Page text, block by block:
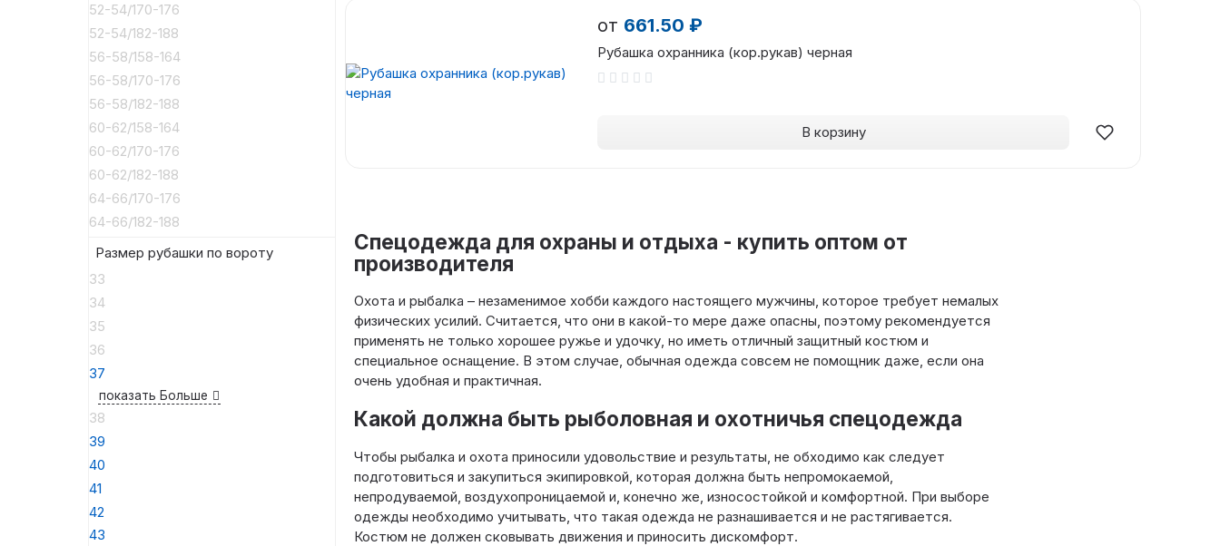
52-54/170-176
52-54/182-188
56-58/158-164
56-58/170-176
56-58/182-188
60-62/158-164
60-62/170-176
60-62/182-188
64-66/170-176
64-66/182-188
Размер рубашки по вороту
33
34
35
36
37
показать Больше
38
39
40
41
42
43
от 661.50 ₽
Рубашка охранника (кор.рукав) черная
В корзину
Спецодежда для охраны и отдыха - купить оптом от
производителя
Охота и рыбалка – незаменимое хобби каждого настоящего мужчины, которое требует немалых
физических усилий. Считается, что они в какой-то мере даже опасны, поэтому рекомендуется
применять не только хорошее ружье и удочку, но иметь отличный защитный костюм и
специальное оснащение. В этом случае, обычная одежда совсем не помощник даже, если она
очень удобная и практичная.
Какой должна быть рыболовная и охотничья спецодежда
Чтобы рыбалка и охота приносили удовольствие и результаты, не обходимо как следует
подготовиться и закупиться экипировкой, которая должна быть непромокаемой,
непродуваемой, воздухопроницаемой и, конечно же, износостойкой и комфортной. При выборе
одежды необходимо учитывать, что такая одежда не разнашивается и не растягивается.
Костюм не должен сковывать движения и приносить дискомфорт.